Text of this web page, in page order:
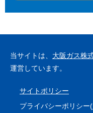
当サイトは、 大阪ガス株
運営しています。
サイトポリシー
プライバシーポリシー(